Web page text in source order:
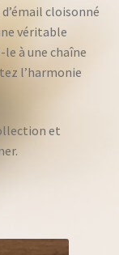
cloisonné
véritable
le à une chaîne
l’harmonie
et